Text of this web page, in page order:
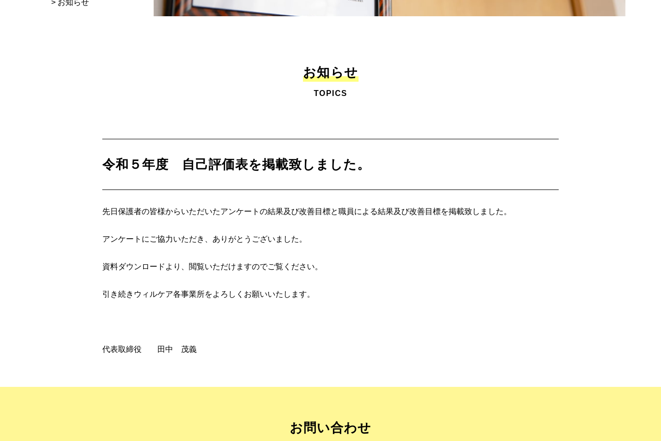
> お知らせ
お知らせ
TOPICS
令和５年度 自己評価表を掲載致しました。
先日保護者の皆様からいただいたアンケートの結果及び改善目標と職員による結果及び改善目標を掲載致しました。
アンケートにご協力いただき、ありがとうございました。
資料ダウンロードより、閲覧いただけますのでご覧ください。
引き続きウィルケア各事業所をよろしくお願いいたします。
代表取締役 田中 茂義
お問い合わせ